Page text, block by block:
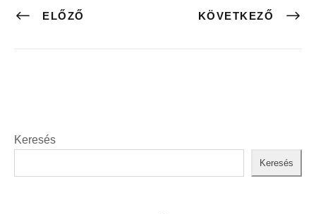
ELŐZŐ KÖVETKEZŐ
Keresés
Keresés